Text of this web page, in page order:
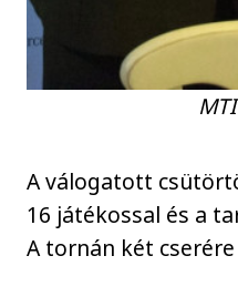
A válogatott
16 játékossal és a
A tornán két